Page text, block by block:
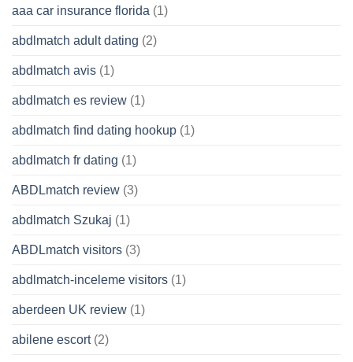
aaa car insurance florida (1)
abdlmatch adult dating (2)
abdlmatch avis (1)
abdlmatch es review (1)
abdlmatch find dating hookup (1)
abdlmatch fr dating (1)
ABDLmatch review (3)
abdlmatch Szukaj (1)
ABDLmatch visitors (3)
abdlmatch-inceleme visitors (1)
aberdeen UK review (1)
abilene escort(2)